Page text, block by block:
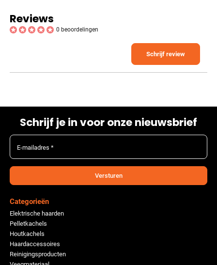
Reviews
0 beoordelingen
Schrijf review
Schrijf je in voor onze nieuwsbrief
E-mailadres *
Versturen
Categorieën
Elektrische haarden
Pelletkachels
Houtkachels
Haardaccessoires
Reinigingsproducten